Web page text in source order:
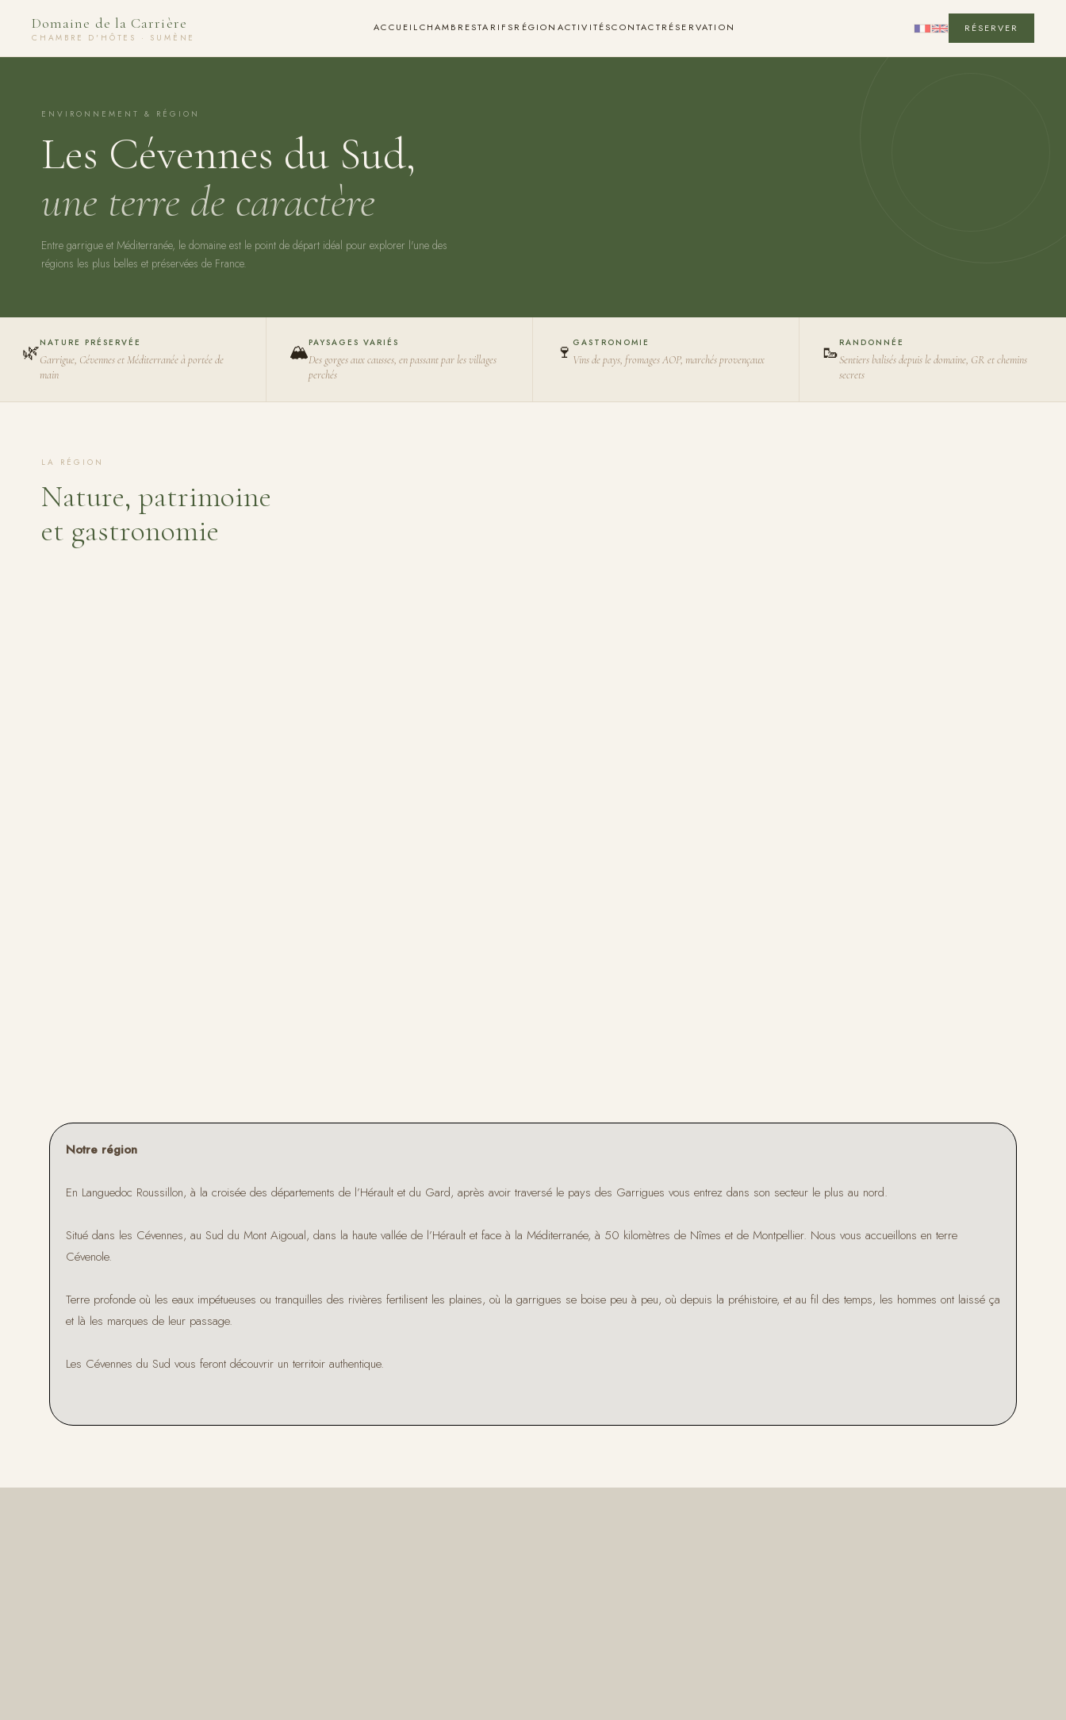
Domaine de la Carrière
CHAMBRE D'HÔTES · SUMÈNE
ACCUEILCHAMBRESTARIFSRÉGION ACTIVITÉSCONTACTRÉSERVATION RÉSERVER
ENVIRONNEMENT & RÉGION
Les Cévennes du Sud,
une terre de caractère
Entre garrigue et Méditerranée, le domaine est le point de départ idéal pour explorer l'une des
régions les plus belles et préservées de France.
🌿NATURE PRÉSERVÉE
Garrigue, Cévennes et Méditerranée à portée de
main
🏔️PAYSAGES VARIÉS
Des gorges aux causses, en passant par les villages
perchés
🍷 GASTRONOMIE
Vins de pays, fromages AOP, marchés provençaux 🥾 RANDONNÉE
Sentiers balisés depuis le domaine, GR et chemins
secrets
LA RÉGION
Nature, patrimoine
et gastronomie
Notre région
En Languedoc Roussillon, à la croisée des départements de l’Hérault et du Gard, après avoir traversé le pays des Garrigues vous entrez dans son secteur le plus au nord.
Situé dans les Cévennes, au Sud du Mont Aigoual, dans la haute vallée de l’Hérault et face à la Méditerranée, à 50 kilomètres de Nîmes et de Montpellier. Nous vous accueillons en terre
Cévenole.
Terre profonde où les eaux impétueuses ou tranquilles des rivières fertilisent les plaines, où la garrigues se boise peu à peu, où depuis la préhistoire, et au fil des temps, les hommes ont laissé ça
et là les marques de leur passage.
Les Cévennes du Sud vous feront découvrir un territoir authentique.